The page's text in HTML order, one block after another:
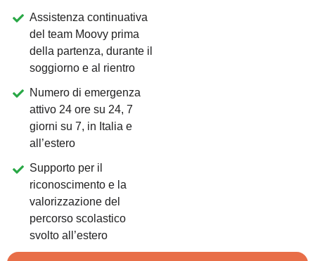
Assistenza continuativa
del team Moovy prima
della partenza, durante il
soggiorno e al rientro
Numero di emergenza
attivo 24 ore su 24, 7
giorni su 7, in Italia e
all’estero
Supporto per il
riconoscimento e la
valorizzazione del
percorso scolastico
svolto all’estero